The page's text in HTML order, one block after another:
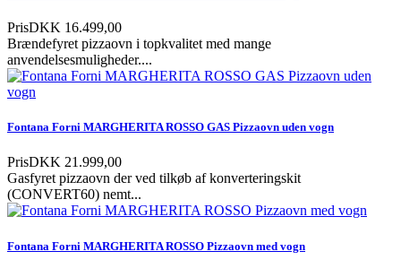
PrisDKK 16.499,00
Brændefyret pizzaovn i topkvalitet med mange
anvendelsesmuligheder....
Fontana Forni MARGHERITA ROSSO GAS Pizzaovn uden vogn
PrisDKK 21.999,00
Gasfyret pizzaovn der ved tilkøb af konverteringskit
(CONVERT60) nemt...
Fontana Forni MARGHERITA ROSSO Pizzaovn med vogn